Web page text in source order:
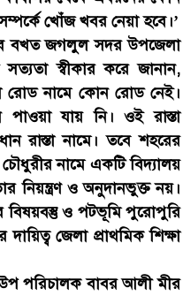
খোঁজ খবর নেয়া হবে।’
বখত জগলুল সদর উপজেলা
সত্যতা স্বীকার করে জানান,
রোড নামে কোন রোড নেই।
যায় নি। ওই রাস্তা
রাস্তা নামে। তবে শহরের
নামে একটি বিদ্যালয়
নিয়ন্ত্রণ ও অনুদানভুক্ত নয়।
বিষয়বস্তু ও পটভূমি পুরোপুরি
জেলা প্রাথমিক শিক্ষা
উপ পরিচালক বাবর আলী মীর